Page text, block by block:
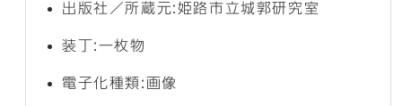
出版社／所蔵元:姫路市立城郭研究室
装丁:一枚物
電子化種類:画像